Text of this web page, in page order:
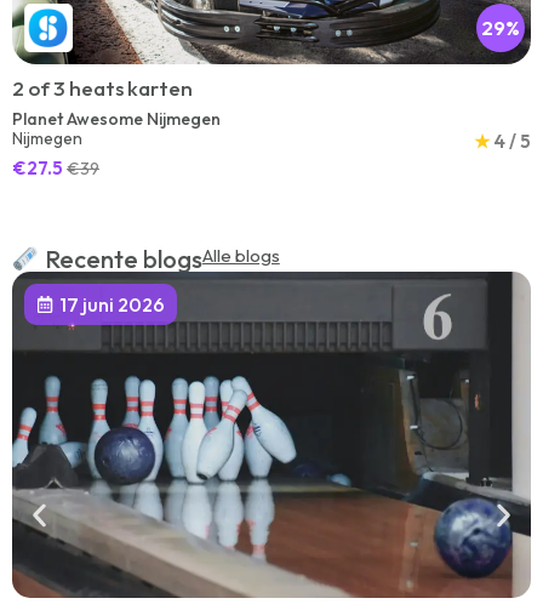
29%
2 of 3 heats karten
Planet Awesome Nijmegen
Nijmegen
★ 4 / 5
€27.5 €39
Recente blogsAlle blogs
17 juni 2026